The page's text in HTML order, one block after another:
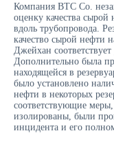
Компания BTC Co.
оценку качества
вдоль трубопровода.
качество сырой нефти
Джейхан
Дополнительно была
находящейся в
было установлено
нефти в некоторых
соответствующие
изолированы, были
инцидента и его